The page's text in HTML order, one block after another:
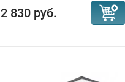
2 830 руб.